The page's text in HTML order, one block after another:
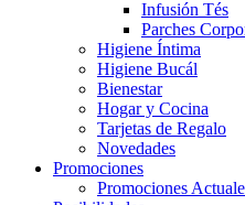
Infusión Tés
Parches
Higiene Íntima
Higiene Bucál
Bienestar
Hogar y Cocina
Tarjetas de Regalo
Novedades
Promociones
Promociones